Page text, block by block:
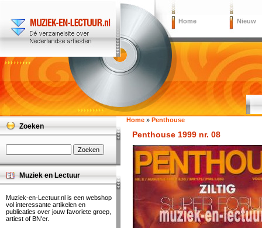
Home Nieuw
Home » Penthouse
Penthouse 1999 nr. 08
Zoeken
Muziek en Lectuur
Muziek-en-Lectuur.nl is een webshop
vol interessante artikelen en
publicaties over jouw favoriete groep,
artiest of BN'er.